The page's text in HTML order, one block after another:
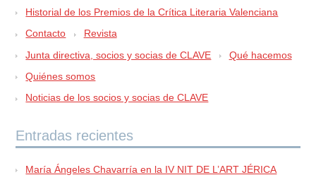
Historial de los Premios de la Crítica Literaria Valenciana
Contacto
Revista
Junta directiva, socios y socias de CLAVE
Qué hacemos
Quiénes somos
Noticias de los socios y socias de CLAVE
Entradas recientes
María Ángeles Chavarría en la IV NIT DE L’ART JÉRICA